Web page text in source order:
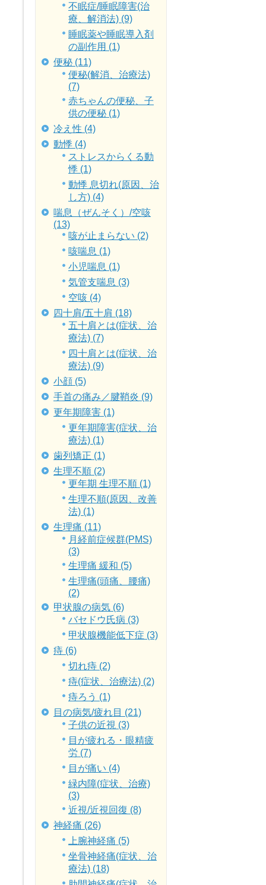
不眠症/睡眠障害(治
療、解消法) (9)
睡眠薬や睡眠導入剤
の副作用 (1)
便秘 (11)
便秘(解消、治療法)
(7)
赤ちゃんの便秘、子
供の便秘 (1)
冷え性 (4)
動悸 (4)
ストレスからくる動
悸 (1)
動悸 息切れ(原因、治
し方) (4)
喘息（ぜんそく）/空咳
(13)
咳が止まらない (2)
咳喘息 (1)
小児喘息 (1)
気管支喘息 (3)
空咳 (4)
四十肩/五十肩 (18)
五十肩とは(症状、治
療法) (7)
四十肩とは(症状、治
療法) (9)
小顔 (5)
手首の痛み／腱鞘炎 (9)
更年期障害 (1)
更年期障害(症状、治
療法) (1)
歯列矯正 (1)
生理不順 (2)
更年期 生理不順 (1)
生理不順(原因、改善
法) (1)
生理痛 (11)
月経前症候群(PMS)
(3)
生理痛 緩和 (5)
生理痛(頭痛、腰痛)
(2)
甲状腺の病気 (6)
バセドウ氏病 (3)
甲状腺機能低下症 (3)
痔 (6)
切れ痔 (2)
痔(症状、治療法) (2)
痔ろう (1)
目の病気/疲れ目 (21)
子供の近視 (3)
目が疲れる・眼精疲
労 (7)
目が痛い (4)
緑内障(症状、治療)
(3)
近視/近視回復 (8)
神経痛 (26)
上腕神経痛 (5)
坐骨神経痛(症状、治
療法) (18)